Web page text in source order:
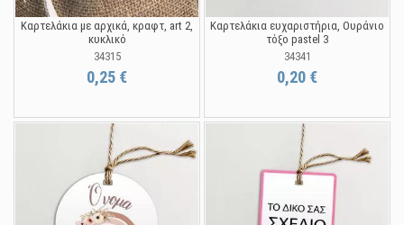
Καρτελάκια με αρχικά, κραφτ, art 2,
κυκλικό
34315
0,25 €
Καρτελάκια ευχαριστήρια, Ουράνιο
τόξο pastel 3
34341
0,20 €